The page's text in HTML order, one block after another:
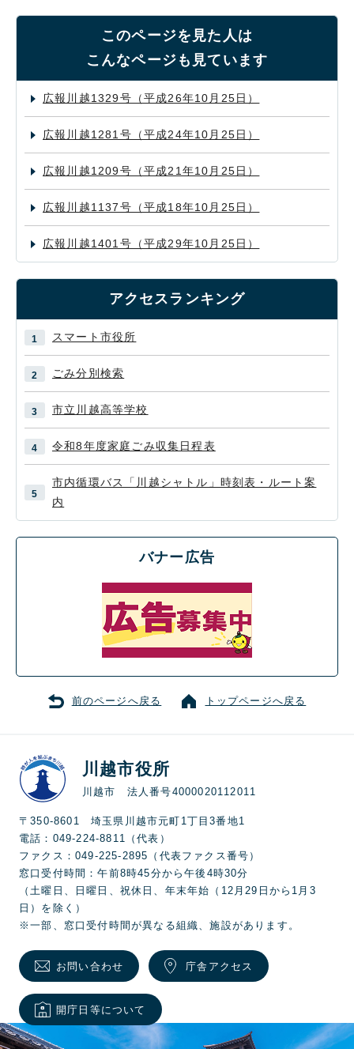
このページを見た人は
こんなページも見ています
広報川越1329号（平成26年10月25日）
広報川越1281号（平成24年10月25日）
広報川越1209号（平成21年10月25日）
広報川越1137号（平成18年10月25日）
広報川越1401号（平成29年10月25日）
アクセスランキング
スマート市役所
ごみ分別検索
市立川越高等学校
令和8年度家庭ごみ収集日程表
市内循環バス「川越シャトル」時刻表・ルート案
内
バナー広告
前のページへ戻る トップページへ戻る
川越市役所
川越市 法人番号4000020112011
〒350-8601 埼玉県川越市元町1丁目3番地1
電話：049-224-8811（代表）
ファクス：049-225-2895（代表ファクス番号）
窓口受付時間：午前8時45分から午後4時30分
（土曜日、日曜日、祝休日、年末年始（12月29日から1月3
日）を除く）
※一部、窓口受付時間が異なる組織、施設があります。
お問い合わせ 庁舎アクセス
開庁日等について